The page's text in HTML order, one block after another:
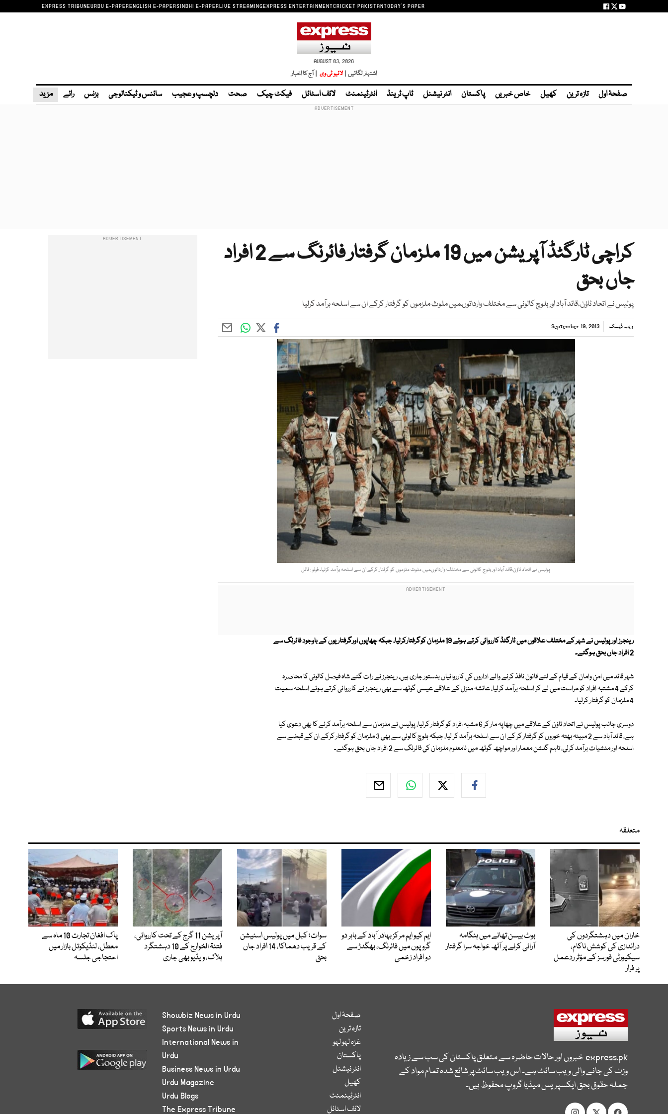
EXPRESS TRIBUNEURDU E-PAPERENGLISH E-PAPERSINDHI E-PAPERLIVE STREAMINGEXPRESS ENTERTAINMENTCRICKET PAKISTANTODAY'S PAPER
AUGUST 03, 2026
اشتہار لگائیں | لائیو ٹی وی | آج کا اخبار
صفحۂ اول تازہ ترین کھیل خاص خبریں پاکستان انٹر نیشنل ٹاپ ٹرینڈ انٹرٹینمنٹ لائف اسٹائل فیکٹ چیک صحت دلچسپ و عجیب سائنس و ٹیکنالوجی بزنس رائے مزید
کراچی ٹارگٹڈ آپریشن میں 19 ملزمان گرفتار فائرنگ سے 2 افراد
جاں بحق
پولیس نے اتحاد ٹاؤن،قائد آباد اور بلوچ کالونی سے مختلف وارداتوںمیں ملوث ملزموں کو گرفتار کرکے ان سے اسلحہ برآمد کرلیا
ویب ڈیسک September 19, 2013
پولیس نے اتحاد ٹاؤن،قائد آباد اور بلوچ کالونی سے مختلف وارداتوںمیں ملوث ملزموں کو گرفتار کرکے ان سے اسلحہ برآمد کرلیا۔ فوٹو : فائل
رینجرز اور پولیس نے شہر کے مختلف علاقوں میں ٹارگٹڈ کارروائی کرتے ہوئے 19 ملزمان کوگرفتارکرلیا، جبکہ چھاپوں اورگرفتاریوں کے باوجود فائرنگ سے
2 افراد جاں بحق ہوگئے۔
شہر قائد میں امن وامان کے قیام کے لئے قانون نافذ کرنے والے اداروں کی کارروائیاں بدستور جاری ہیں، رینجرز نے رات گئے شاہ فیصل کالونی کا محاصرہ
کرکے 4 مشتبہ افراد کوحراست میں لے کر اسلحہ برآمد کرلیا، عائشہ منزل کے علاقے عیسی گوٹھ سے بھی رینجرز نے کارروائی کرتے ہوئے اسلحہ سمیت
4 ملزمان کو گرفتار کرلیا۔
دوسری جانب پولیس نے اتحاد ٹاؤن کے علاقے میں چھاپہ مار کر 6 مشبہ افراد کو گرفتار کرلیا، پولیس نے ملزمان سے اسلحہ برآمد کرنے کا بھی دعوی کیا
ہے، قائد آباد سے 2 مبینہ بھتہ خوروں کو گرفتار کر کے ان سے اسلحہ برآمد کر لیا، جبکہ بلوچ کالونی سے بھی 3 ملزمان کو گرفتار کرکے ان کے قبضے سے
اسلحہ اور منشیات برآمد کرلی، تاہم گلشن معمار اور مواچھ گوٹھ میں نامعلوم ملزمان کی فائرنگ سے 2 افراد جاں بحق ہوگئے۔
متعلقہ
خاران میں دہشتگردوں کی
دراندازی کی کوشش ناکام،
سیکیورٹی فورسز کے مؤثر ردعمل
پر فرار
بوٹ بیسن تھانے میں ہنگامہ
آرائی کرنے پر آٹھ خواجہ سرا گرفتار
ایم کیو ایم مرکز بہادر آباد کے باہر دو
گروپوں میں فائرنگ، بھگدڑ سے
دو افراد زخمی
سوات؛ کبل میں پولیس اسٹیشن
کے قریب دھماکا، 14 افراد جاں
بحق
آپریشن 11 گرج کے تحت کارروائی،
فتنۃ الخوارج کے 10 دہشتگرد
ہلاک، ویڈیو بھی جاری
پاک افغان تجارت 10 ماہ سے
معطل، لنڈیکوتل بازار میں
احتجاجی جلسہ
express.pkخبروں اور حالات حاضرہ سے متعلق پاکستان کی سب سے زیادہ
وزٹ کی جانے والی ویب سائٹ ہے۔ اس ویب سائٹ پر شائع شدہ تمام مواد کے
جملہ حقوق بحق ایکسپریس میڈیا گروپ محفوظ ہیں۔
صفحۂ اول
تازہ ترین
غزہ لہو لہو
پاکستان
انٹر نیشنل
کھیل
انٹرٹینمنٹ
لائف اسٹائل
Showbiz News in Urdu
Sports News in Urdu
International News in
Urdu
Business News in Urdu
Urdu Magazine
Urdu Blogs
The Express Tribune